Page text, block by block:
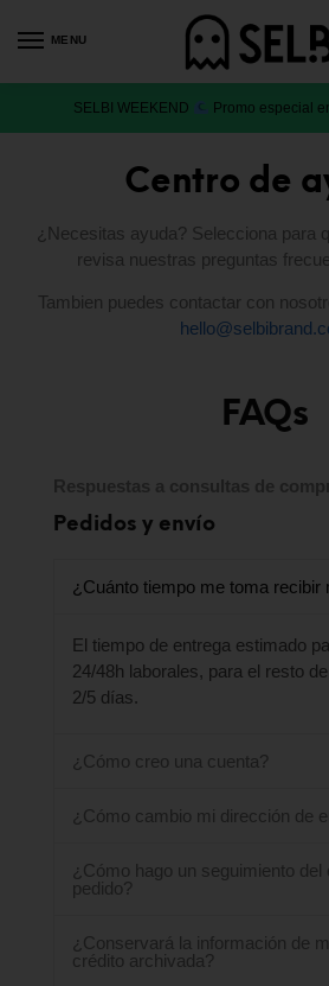
MENU
SELBI WEEKEND Promo especial
Centro de
¿Necesitas ayuda? Selecciona para
revisa nuestras preguntas
Tambien puedes contactar con
FAQs
Pedidos y envío
¿Cuánto tiempo me toma recibir
El tiempo de entrega estimado
24/48h laborales, para el resto
2/5 días.
¿Cómo creo una cuenta?
¿Cómo cambio mi dirección de
¿Cómo hago un seguimiento del
pedido?
¿Conservará la información de
crédito archivada?